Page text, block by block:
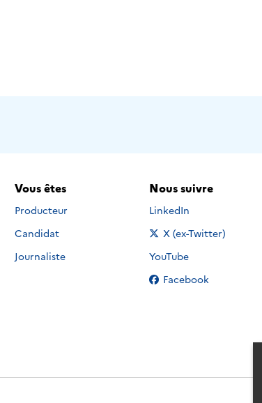
Vous êtes
Producteur
Candidat
Journaliste
Nous suivre
Nous suivre sur
LinkedIn
Nous suivre sur
X (ex-Twitter)
Nous suivre sur
YouTube
Nous suivre sur
Facebook